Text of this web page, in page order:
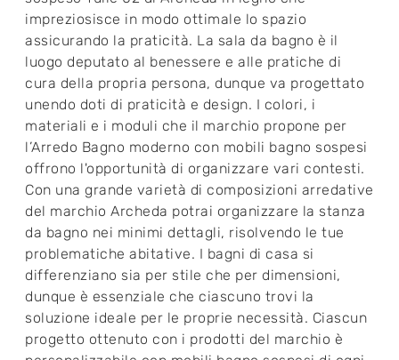
impreziosisce in modo ottimale lo spazio
assicurando la praticità. La sala da bagno è il
luogo deputato al benessere e alle pratiche di
cura della propria persona, dunque va progettato
unendo doti di praticità e design. I colori, i
materiali e i moduli che il marchio propone per
l’Arredo Bagno moderno con mobili bagno sospesi
offrono l'opportunità di organizzare vari contesti.
Con una grande varietà di composizioni arredative
del marchio Archeda potrai organizzare la stanza
da bagno nei minimi dettagli, risolvendo le tue
problematiche abitative. I bagni di casa si
differenziano sia per stile che per dimensioni,
dunque è essenziale che ciascuno trovi la
soluzione ideale per le proprie necessità. Ciascun
progetto ottenuto con i prodotti del marchio è